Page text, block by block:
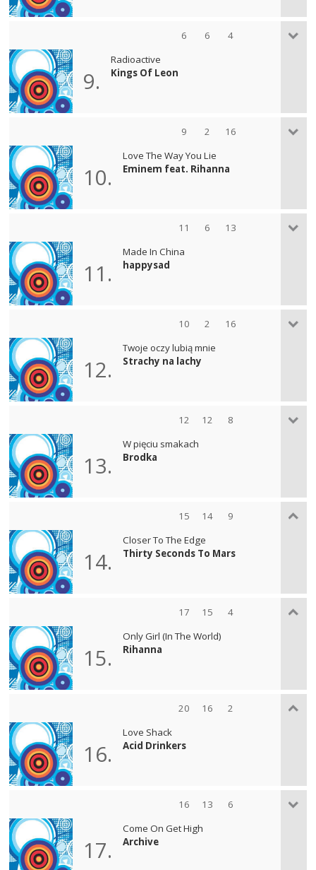
6 6 4
9.
Radioactive
Kings Of Leon
9 2 16
10.
Love The Way You Lie
Eminem feat. Rihanna
11 6 13
11.
Made In China
happysad
10 2 16
12.
Twoje oczy lubią mnie
Strachy na lachy
12 12 8
13.
W pięciu smakach
Brodka
15 14 9
14.
Closer To The Edge
Thirty Seconds To Mars
17 15 4
15.
Only Girl (In The World)
Rihanna
20 16 2
16.
Love Shack
Acid Drinkers
16 13 6
17.
Come On Get High
Archive